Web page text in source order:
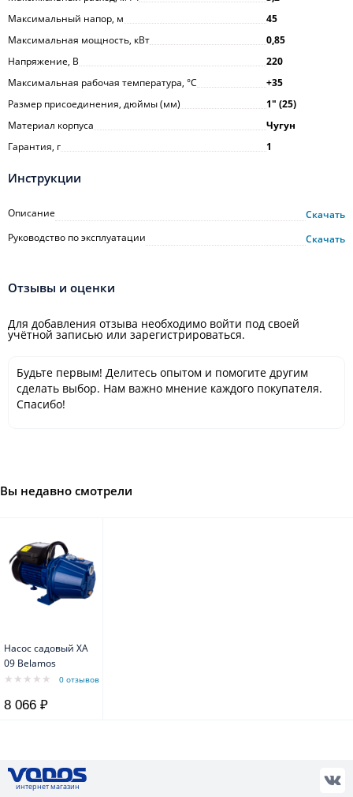
Максимальный напор, м
45
Максимальная мощность, кВт
0,85
Напряжение, В
220
Максимальная рабочая температура, °С
+35
Размер присоединения, дюймы (мм)
1ʺ (25)
Материал корпуса
Чугун
Гарантия, г
1
Инструкции
Описание
Скачать
Руководство по эксплуатации
Скачать
Отзывы и оценки
Для добавления отзыва необходимо войти под своей
учётной записью или зарегистрироваться.
Будьте первым! Делитесь опытом и помогите другим
сделать выбор. Нам важно мнение каждого покупателя.
Спасибо!
Вы недавно смотрели
Насос садовый XA
09 Belamos
0 отзывов
8 066 ₽
интернет магазин